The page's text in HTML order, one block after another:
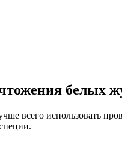
белых
всего использовать